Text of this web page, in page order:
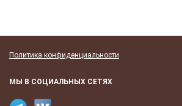
Политика конфиденциальности
МЫ В СОЦИАЛЬНЫХ СЕТЯХ